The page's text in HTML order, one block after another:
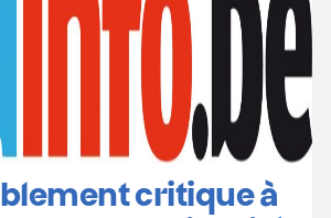
critique à